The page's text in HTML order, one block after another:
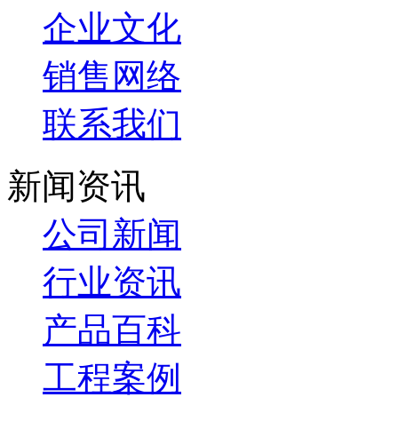
企业文化
销售网络
联系我们
新闻资讯
公司新闻
行业资讯
产品百科
工程案例